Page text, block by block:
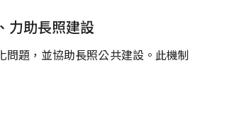
力助長照建設
題，並協助長照公共建設。此機制